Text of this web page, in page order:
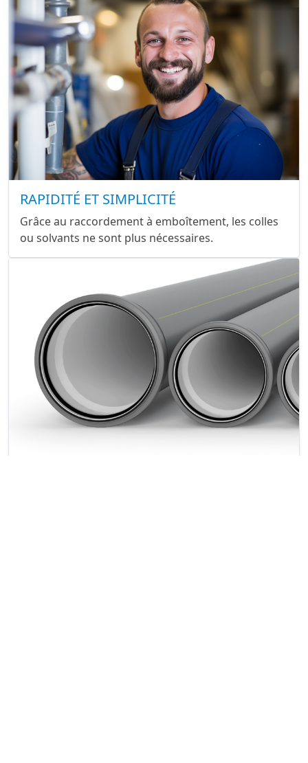
RAPIDITÉ ET SIMPLICITÉ
Grâce au raccordement à emboîtement, les colles
ou solvants ne sont plus nécessaires.